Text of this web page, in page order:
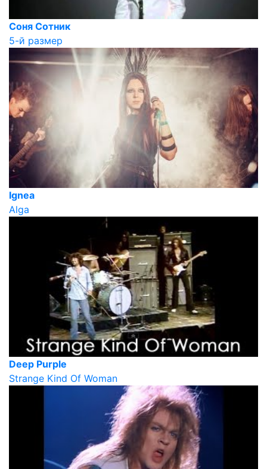
Соня Сотник
5-й размер
Ignea
Alga
Deep Purple
Strange Kind Of Woman